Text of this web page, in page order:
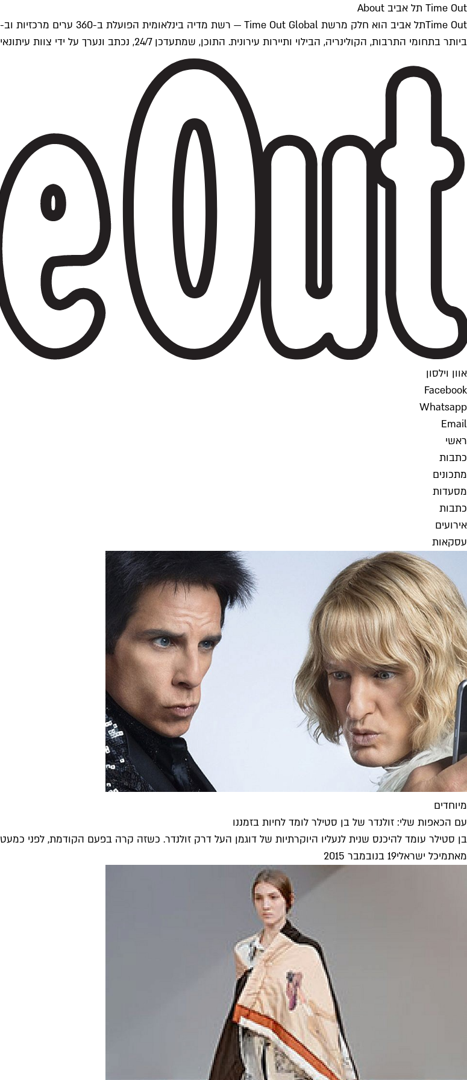
Time Out תל אביב About
ביותר בתחומי התרבות, הקולינריה, הבילוי ותיירות עירונית. התוכן, שמתעדכן 24/7, נכתב ונערך על ידי צוות עיתונאים מקצועי מקומי בישראל, בהתאם לסטנדרטים של Time Out העולמית.
אוון וילסון
Facebook
Whatsapp
Email
ראשי
כתבות
מתכונים
מסעדות
כתבות
אירועים
עסקאות
מיוחדים
עם הכאפות שלי: זולנדר של בן סטילר לומד לחיות בזמננו
בן סטילר עומד להיכנס שנית לנעליו היוקרתיות של דוגמן העל דרק זולנדר. כשזה קרה בפעם הקודמת, לפני כמעט 15 שנה, זה...
מאתמיכל ישראלי19 בנובמבר 2015